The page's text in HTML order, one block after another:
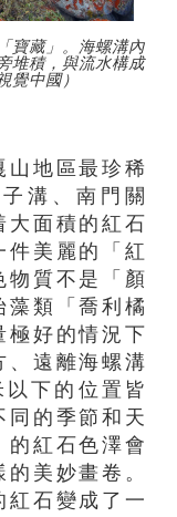
寶藏」。海螺溝內
堆積，與流水構成
覺中國）
地區最珍稀
溝、南門關
大面積的紅石
件美麗的「紅
物質不是「顏
藻類「喬利橘
極好的情況下
、遠離海螺溝
下的位置皆
同的季節和天
的紅石色澤會
美妙畫卷。
紅石變成了一